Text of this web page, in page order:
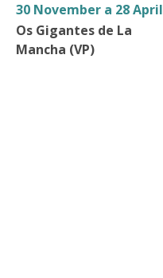
30 November a 28 April
Os Gigantes de La
Mancha (VP)